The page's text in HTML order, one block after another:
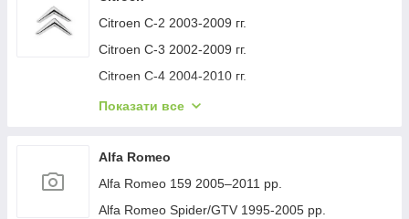
Citroen C-2 2003-2009 гг.
Citroen C-3 2002-2009 гг.
Citroen C-4 2004-2010 гг.
Citroen C-1 2005-2014 гг.
Citroen C-4 Picasso 2006-2013 гг.
Citroen Nemo 2007-2017 гг.
Citroen Berlingo 1996-2008 гг.
Показати все
Alfa Romeo
Alfa Romeo 159 2005–2011 рр.
Alfa Romeo Spider/GTV 1995-2005 рр.